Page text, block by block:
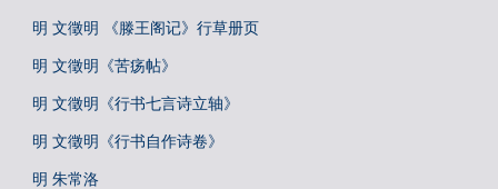
明 文徵明 《滕王阁记》行草册页
明 文徵明《苦疡帖》
明 文徵明《行书七言诗立轴》
明 文徵明《行书自作诗卷》
明 朱常洛